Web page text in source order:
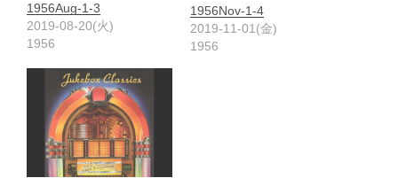
1956Aug-1-3
2019-08-20(火)
1956
1956Nov-1-4
2019-11-01(金)
1956